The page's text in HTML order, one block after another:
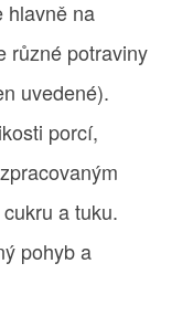
hlavně na
různé potraviny
uvedené).
porcí,
a tuku.
pohyb a